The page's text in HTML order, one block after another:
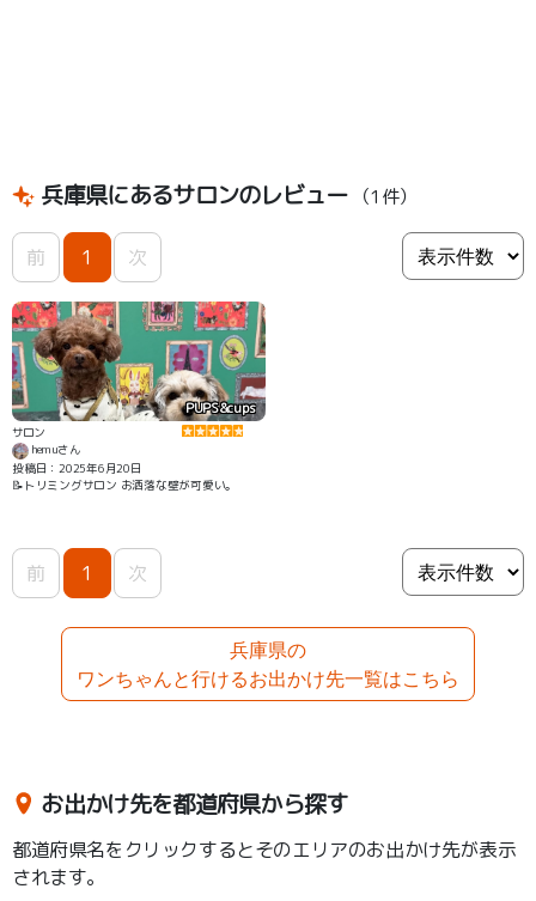
兵庫県にあるサロンのレビュー （1件）
前 1 次
PUPS&cups
サロン
hemuさん
投稿日：2025年6月20日
📝トリミングサロン お洒落な壁が可愛い。
前 1 次
兵庫県の
ワンちゃんと行けるお出かけ先一覧はこちら
お出かけ先を都道府県から探す
都道府県名をクリックするとそのエリアのお出かけ先が表示
されます。